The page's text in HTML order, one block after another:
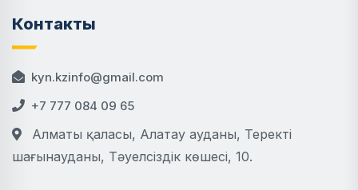
Контакты
kyn.kzinfo@gmail.com
+7 777 084 09 65
Алматы қаласы, Алатау ауданы, Теректі
шағынауданы, Тәуелсіздік көшесі, 10.